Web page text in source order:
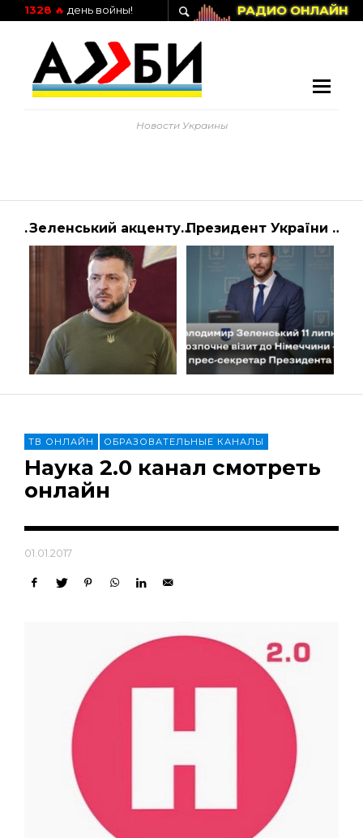
РАДИО ОНЛАЙН
1328 🔥 день войны!
Новости Украины
Ворожі втрати — Росіяни винайшли молитву з дронів — Україна Зеленський акцентував увагу на опалювальному сезоні в Україні Президент України Володимир Зеленський 11 липня здійснить візит до Федеративно… | АЛИБИ
ТВ ОНЛАЙН ОБРАЗОВАТЕЛЬНЫЕ КАНАЛЫ
Наука 2.0 канал смотреть
онлайн
01.01.2017